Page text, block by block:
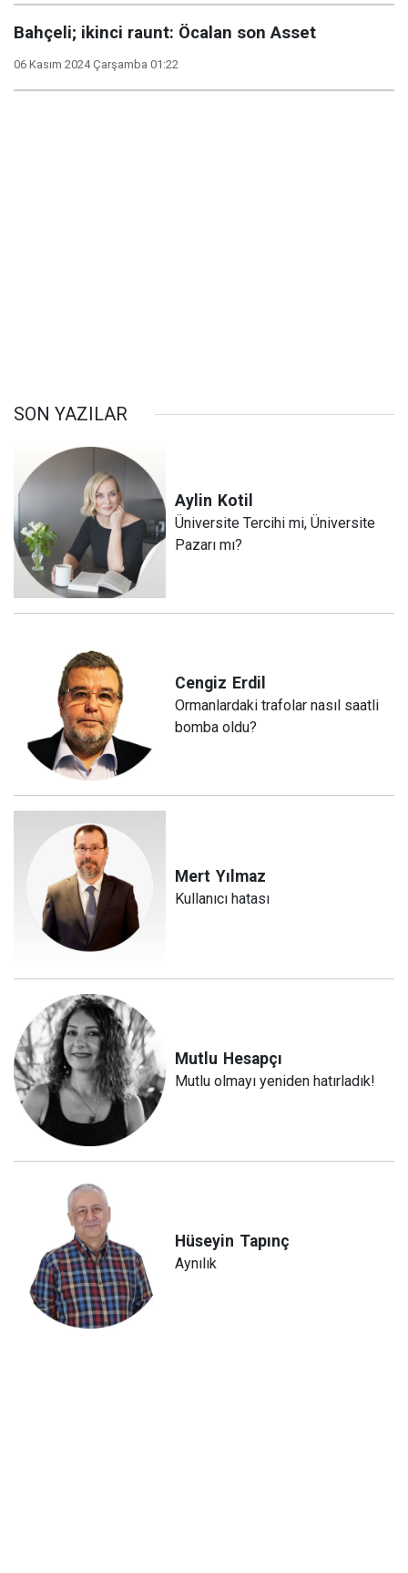
Bahçeli; ikinci raunt: Öcalan son Asset
06 Kasım 2024 Çarşamba 01:22
SON YAZILAR
Aylin Kotil
Üniversite Tercihi mi, Üniversite
Pazarı mı?
Cengiz Erdil
Ormanlardaki trafolar nasıl saatli
bomba oldu?
Mert Yılmaz
Kullanıcı hatası
Mutlu Hesapçı
Mutlu olmayı yeniden hatırladık!
Hüseyin Tapınç
Aynılık